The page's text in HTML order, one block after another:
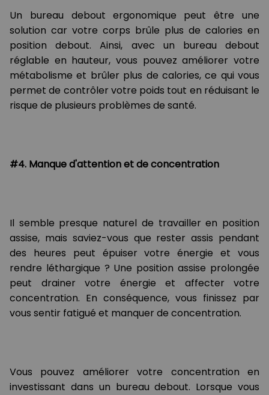
Un bureau debout ergonomique peut être une
solution car votre corps brûle plus de calories en
position debout. Ainsi, avec un bureau debout
réglable en hauteur, vous pouvez améliorer votre
métabolisme et brûler plus de calories, ce qui vous
permet de contrôler votre poids tout en réduisant le
risque de plusieurs problèmes de santé.
#4. Manque d'attention et de concentration
Il semble presque naturel de travailler en position
assise, mais saviez-vous que rester assis pendant
des heures peut épuiser votre énergie et vous
rendre léthargique ? Une position assise prolongée
peut drainer votre énergie et affecter votre
concentration. En conséquence, vous finissez par
vous sentir fatigué et manquer de concentration.
Vous pouvez améliorer votre concentration en
investissant dans un bureau debout. Lorsque vous